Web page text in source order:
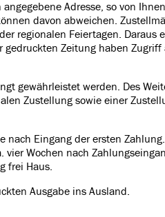
Adresse, so von
davon abweichen.
regionalen Feiertagen. Daraus
Zeitung haben Zugriff
gewährleistet werden. Des
Zustellung sowie einer
nach Eingang der ersten Zahlung.
Wochen nach
frei Haus.
Ausgabe ins Ausland.